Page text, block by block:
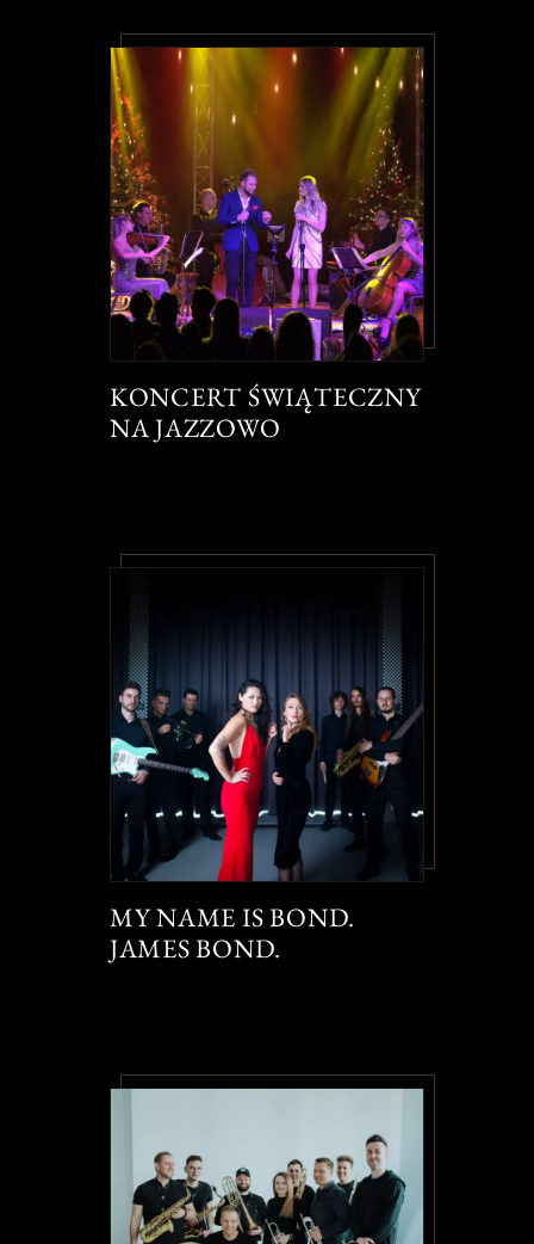
KONCERT ŚWIĄTECZNY
NA JAZZOWO
MY NAME IS BOND.
JAMES BOND.